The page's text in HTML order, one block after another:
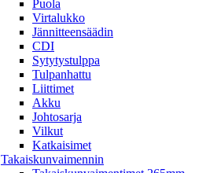
Puola
Virtalukko
Jännitteensäädin
CDI
Sytytystulppa
Tulpanhattu
Liittimet
Akku
Johtosarja
Vilkut
Katkaisimet
Takaiskunvaimennin